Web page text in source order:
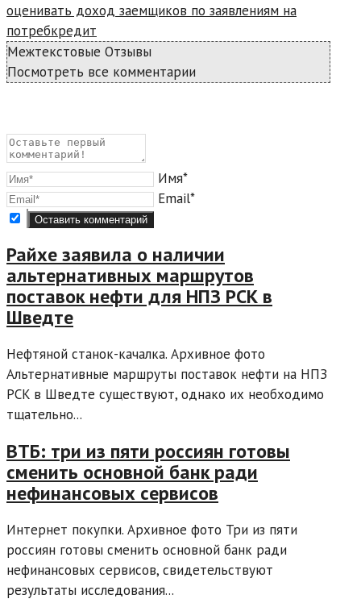
оценивать доход заемщиков по заявлениям на
потребкредит
Межтекстовые Отзывы
Посмотреть все комментарии
Имя*
Email*
Райхе заявила о наличии
альтернативных маршрутов
поставок нефти для НПЗ РСК в
Шведте
Нефтяной станок-качалка. Архивное фото
Альтернативные маршруты поставок нефти на НПЗ
PCK в Шведте существуют, однако их необходимо
тщательно...
ВТБ: три из пяти россиян готовы
сменить основной банк ради
нефинансовых сервисов
Интернет покупки. Архивное фото Три из пяти
россиян готовы сменить основной банк ради
нефинансовых сервисов, свидетельствуют
результаты исследования...